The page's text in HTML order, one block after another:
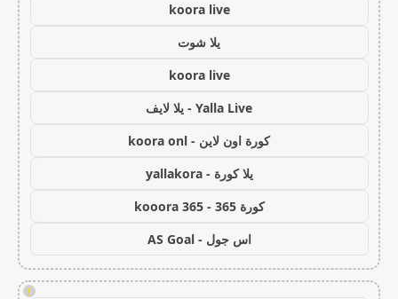
koora live
يلا شوت
koora live
Yalla Live - يلا لايف
كورة اون لاين - koora onl
يلا كورة - yallakora
كورة 365 - kooora 365
اس جول - AS Goal
!